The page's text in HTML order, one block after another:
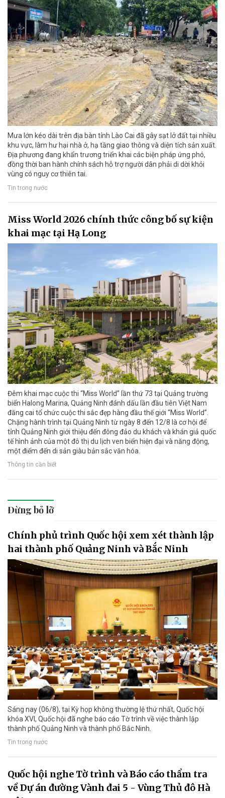
Mưa lớn kéo dài trên địa bàn tỉnh Lào Cai đã gây sạt lở đất tại nhiều
khu vực, làm hư hại nhà ở, hạ tầng giao thông và diện tích sản xuất.
Địa phương đang khẩn trương triển khai các biện pháp ứng phó,
đồng thời ban hành chính sách hỗ trợ người dân phải di dời khỏi
vùng có nguy cơ thiên tai.
Tin trong nước
Miss World 2026 chính thức công bố sự kiện
khai mạc tại Hạ Long
Đêm khai mạc cuộc thi “Miss World” lần thứ 73 tại Quảng trường
biển Halong Marina, Quảng Ninh đánh dấu lần đầu tiên Việt Nam
đăng cai tổ chức cuộc thi sắc đẹp hàng đầu thế giới “Miss World”.
Chặng hành trình tại Quảng Ninh từ ngày 8 đến 12/8 là cơ hội để
tỉnh Quảng Ninh giới thiệu đến đông đảo du khách và khán giả quốc
tế hình ảnh của một đô thị du lịch ven biển hiện đại và năng động,
một điểm đến di sản giàu bản sắc văn hóa.
Thông tin cần biết
Đừng bỏ lỡ
Chính phủ trình Quốc hội xem xét thành lập
hai thành phố Quảng Ninh và Bắc Ninh
Sáng nay (06/8), tại Kỳ họp không thường lệ thứ nhất, Quốc hội
khóa XVI, Quốc hội đã nghe báo cáo Tờ trình về việc thành lập
thành phố Quảng Ninh và thành phố Bắc Ninh.
Tin trong nước
Quốc hội nghe Tờ trình và Báo cáo thẩm tra
về Dự án đường Vành đai 5 - Vùng Thủ đô Hà